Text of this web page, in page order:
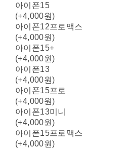
아이폰15
(+4,000원)
아이폰12프로맥스
(+4,000원)
아이폰15+
(+4,000원)
아이폰13
(+4,000원)
아이폰15프로
(+4,000원)
아이폰13미니
(+4,000원)
아이폰15프로맥스
(+4,000원)